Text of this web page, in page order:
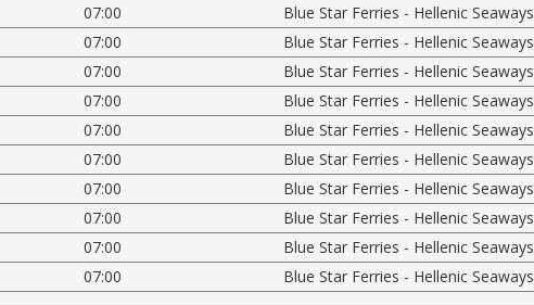
07:00 Blue Star Ferries - Hellenic Seaways
07:00 Blue Star Ferries - Hellenic Seaways
07:00 Blue Star Ferries - Hellenic Seaways
07:00 Blue Star Ferries - Hellenic Seaways
07:00 Blue Star Ferries - Hellenic Seaways
07:00 Blue Star Ferries - Hellenic Seaways
07:00 Blue Star Ferries - Hellenic Seaways
07:00 Blue Star Ferries - Hellenic Seaways
07:00 Blue Star Ferries - Hellenic Seaways
07:00 Blue Star Ferries - Hellenic Seaways